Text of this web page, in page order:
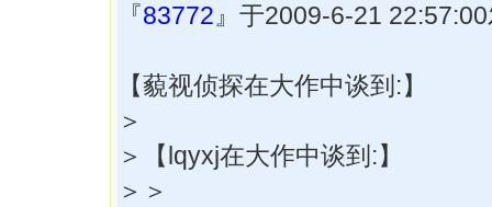
『83772 』于2009-6-21
【藐视侦探在大作中谈到:】
＞
＞【lqyxj在大作中谈到:】
＞＞